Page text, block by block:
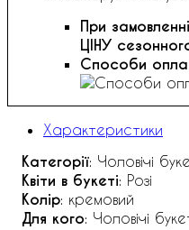
При
ЦІНУ
Способи
Характеристики
Категорії: Чоловічі
Квіти в букеті: Розі
Колір: кремовий
Для кого: Чоловічі